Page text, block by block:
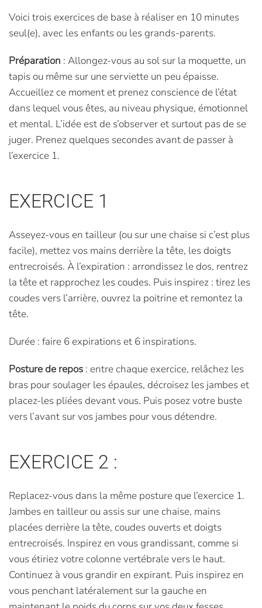
Voici trois exercices de base à réaliser en 10 minutes
seul(e), avec les enfants ou les grands-parents.
Préparation : Allongez-vous au sol sur la moquette, un
tapis ou même sur une serviette un peu épaisse.
Accueillez ce moment et prenez conscience de l’état
dans lequel vous êtes, au niveau physique, émotionnel
et mental. L’idée est de s’observer et surtout pas de se
juger. Prenez quelques secondes avant de passer à
l’exercice 1.
EXERCICE 1
Asseyez-vous en tailleur (ou sur une chaise si c’est plus
facile), mettez vos mains derrière la tête, les doigts
entrecroisés. À l’expiration : arrondissez le dos, rentrez
la tête et rapprochez les coudes. Puis inspirez : tirez les
coudes vers l’arrière, ouvrez la poitrine et remontez la
tête.
Durée : faire 6 expirations et 6 inspirations.
Posture de repos : entre chaque exercice, relâchez les
bras pour soulager les épaules, décroisez les jambes et
placez-les pliées devant vous. Puis posez votre buste
vers l’avant sur vos jambes pour vous détendre.
EXERCICE 2 :
Replacez-vous dans la même posture que l’exercice 1.
Jambes en tailleur ou assis sur une chaise, mains
placées derrière la tête, coudes ouverts et doigts
entrecroisés. Inspirez en vous grandissant, comme si
vous étiriez votre colonne vertébrale vers le haut.
Continuez à vous grandir en expirant. Puis inspirez en
vous penchant latéralement sur la gauche en